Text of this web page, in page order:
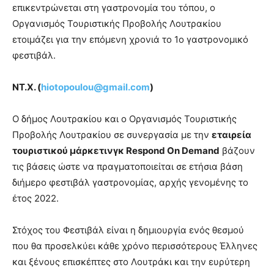
επικεντρώνεται στη γαστρονομία του τόπου, ο
Οργανισμός Τουριστικής Προβολής Λουτρακίου
ετοιμάζει για την επόμενη χρονιά το 1ο γαστρονομικό
φεστιβάλ.
ΝΤ.Χ. (hiotopoulou@gmail.com)
Ο δήμος Λουτρακίου και ο Οργανισμός Τουριστικής
Προβολής Λουτρακίου σε συνεργασία με την εταιρεία
τουριστικού μάρκετινγκ Respond On Demand βάζουν
τις βάσεις ώστε να πραγματοποιείται σε ετήσια βάση
διήμερο φεστιβάλ γαστρονομίας, αρχής γενομένης το
έτος 2022.
Στόχος του Φεστιβάλ είναι η δημιουργία ενός θεσμού
που θα προσελκύει κάθε χρόνο περισσότερους Έλληνες
και ξένους επισκέπτες στο Λουτράκι και την ευρύτερη